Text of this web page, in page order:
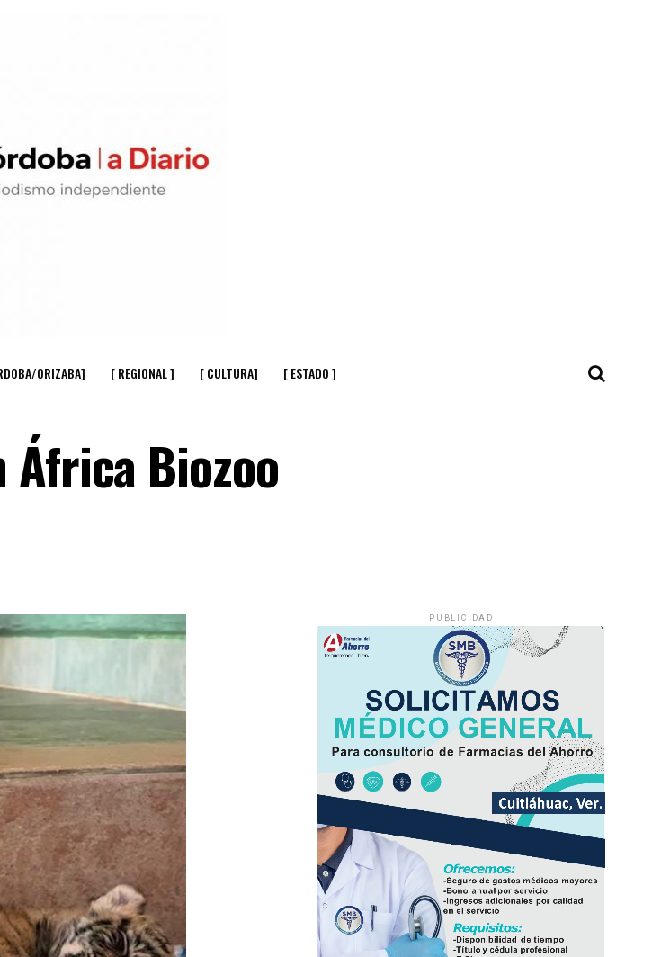
ORIZABA] [ REGIONAL ] [ CULTURA] [ ESTADO ]
África Biozoo
PUBLICIDAD